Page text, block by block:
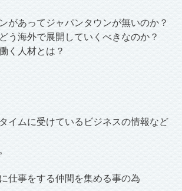
があってジャパンタウンが無いのか？
う海外で展開していくべきなのか？
く人材とは？
イムに受けているビジネスの情報など
仕事をする仲間を集める事の為